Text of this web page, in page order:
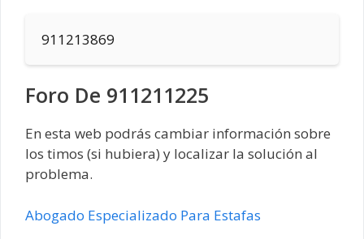
911213869
Foro De 911211225
En esta web podrás cambiar información sobre
los timos (si hubiera) y localizar la solución al
problema.
Abogado Especializado Para Estafas